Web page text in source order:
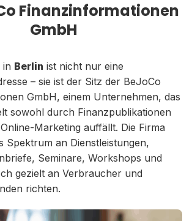
Finanzinformationen
GmbH
in Berlin ist nicht nur eine
– sie ist der Sitz der BeJoCo
GmbH, einem Unternehmen, das
sowohl durch Finanzpublikationen
Marketing auffällt. Die Firma
Spektrum an Dienstleistungen,
Seminare, Workshops und
gezielt an Verbraucher und
richten.